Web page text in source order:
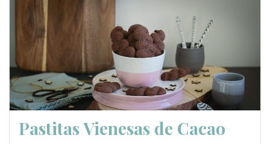
Pastitas Vienesas de Cacao